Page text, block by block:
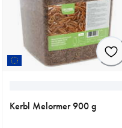
Kerbl Melormer 900 g